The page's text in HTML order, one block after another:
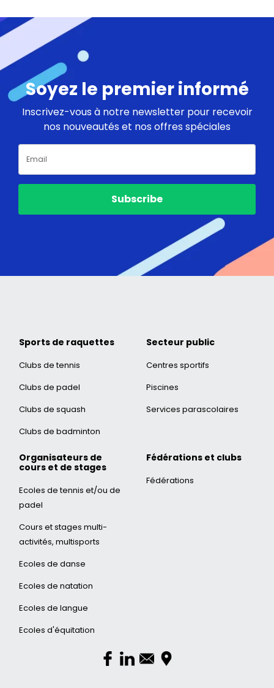
Soyez le premier informé
Inscrivez-vous à notre newsletter pour recevoir
nos nouveautés et nos offres spéciales
Subscribe
Sports de raquettes
Clubs de tennis
Clubs de padel
Clubs de squash
Clubs de badminton
Secteur public
Centres sportifs
Piscines
Services parascolaires
Organisateurs de
cours et de stages
Ecoles de tennis et/ou de
padel
Cours et stages multi-
activités, multisports
Ecoles de danse
Ecoles de natation
Ecoles de langue
Ecoles d'équitation
Fédérations et clubs
Fédérations